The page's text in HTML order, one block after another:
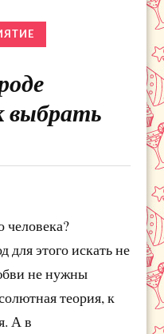
выбрать
человека?
для этого искать не
не нужны
теория, к
А в